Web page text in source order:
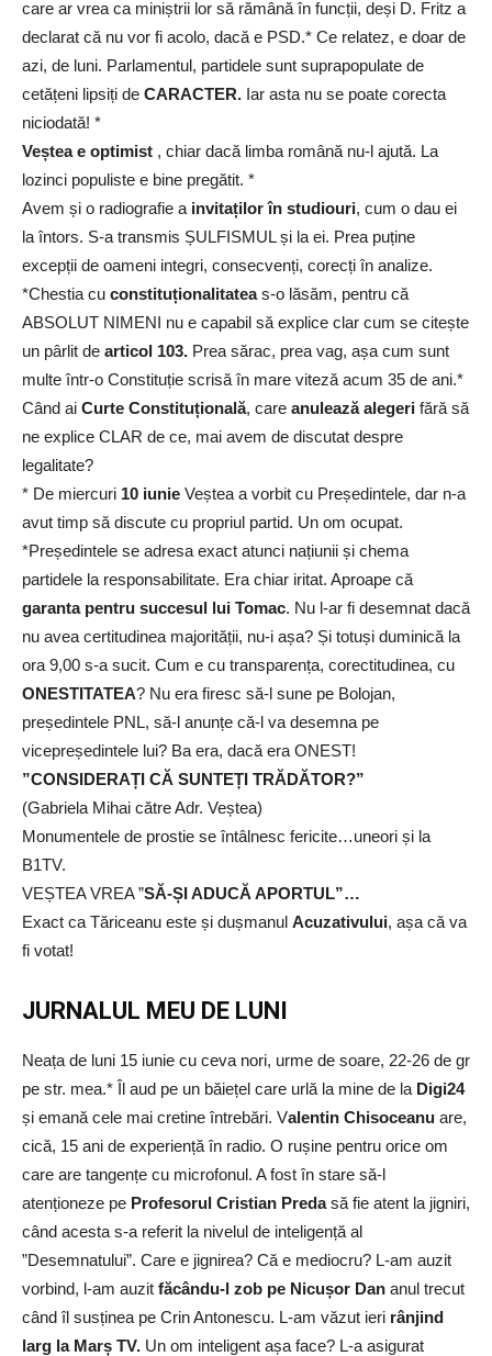
care ar vrea ca miniștrii lor să rămână în funcții, deși D. Fritz a
declarat că nu vor fi acolo, dacă e PSD.* Ce relatez, e doar de
azi, de luni. Parlamentul, partidele sunt suprapopulate de
cetățeni lipsiți de CARACTER. Iar asta nu se poate corecta
niciodată! *
Veștea e optimist , chiar dacă limba română nu-l ajută. La
lozinci populiste e bine pregătit. *
Avem și o radiografie a invitaților în studiouri, cum o dau ei
la întors. S-a transmis ȘULFISMUL și la ei. Prea puține
excepții de oameni integri, consecvenți, corecți în analize.
*Chestia cu constituționalitateas-o lăsăm, pentru că
ABSOLUT NIMENI nu e capabil să explice clar cum se citește
un pârlit de articol 103. Prea sărac, prea vag, așa cum sunt
multe într-o Constituție scrisă în mare viteză acum 35 de ani.*
Când ai Curte Constituțională, care anulează alegeri fără să
ne explice CLAR de ce, mai avem de discutat despre
legalitate?
* De miercuri 10 iunie Veștea a vorbit cu Președintele, dar n-a
avut timp să discute cu propriul partid. Un om ocupat.
*Președintele se adresa exact atunci națiunii și chema
partidele la responsabilitate. Era chiar iritat. Aproape că
garanta pentru succesul lui Tomac. Nu l-ar fi desemnat dacă
nu avea certitudinea majorității, nu-i așa? Și totuși duminică la
ora 9,00 s-a sucit. Cum e cu transparența, corectitudinea, cu
ONESTITATEA? Nu era firesc să-l sune pe Bolojan,
președintele PNL, să-l anunțe că-l va desemna pe
vicepreședintele lui? Ba era, dacă era ONEST!
”CONSIDERAȚI CĂ SUNTEȚI TRĂDĂTOR?”
(Gabriela Mihai către Adr. Veștea)
Monumentele de prostie se întâlnesc fericite…uneori și la
B1TV.
VEȘTEA VREA ”SĂ-ȘI ADUCĂ APORTUL”…
Exact ca Tăriceanu este și dușmanul Acuzativului, așa că va
fi votat!
JURNALUL MEU DE LUNI
Neața de luni 15 iunie cu ceva nori, urme de soare, 22-26 de gr
pe str. mea.* Îl aud pe un băiețel care urlă la mine de la Digi24
și emană cele mai cretine întrebări. Valentin Chisoceanu are,
cică, 15 ani de experiență în radio. O rușine pentru orice om
care are tangențe cu microfonul. A fost în stare să-l
atenționeze pe Profesorul Cristian Predasă fie atent la jigniri,
când acesta s-a referit la nivelul de inteligență al
”Desemnatului”. Care e jignirea? Că e mediocru? L-am auzit
vorbind, l-am auzit făcându-l zob pe Nicușor Dan anul trecut
când îl susținea pe Crin Antonescu. L-am văzut ieri rânjind
larg la Marș TV. Un om inteligent așa face? L-a asigurat